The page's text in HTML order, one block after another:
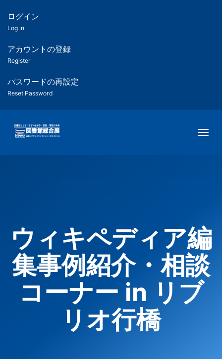
ツ
匿
名
ユ
ー
ー
用
メ
ログイン
Log in
アカウントの登録
Register
パスワードの再設定
Reset Password
ウィキペディア編
集事例紹介・相談
コーナー in リブ
リオ行橋